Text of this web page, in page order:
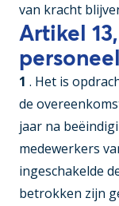
van kracht
Artikel
personeel
1 . Het is
de
jaar na
medewerkers
ingeschakelde
betrokken zijn